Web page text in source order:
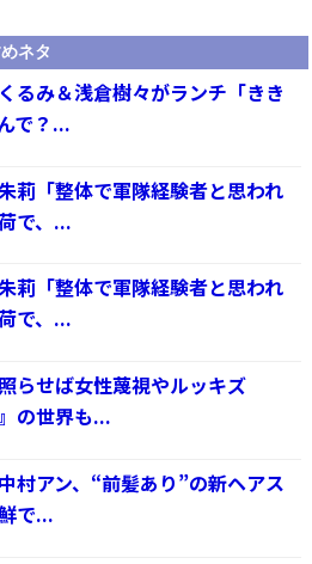
ネタ
るみ＆浅倉樹々がランチ「きき
で？...
莉「整体で軍隊経験者と思われ
で、...
莉「整体で軍隊経験者と思われ
で、...
らせば女性蔑視やルッキズ
の世界も...
村アン、“前髪あり”の新ヘアス
で...